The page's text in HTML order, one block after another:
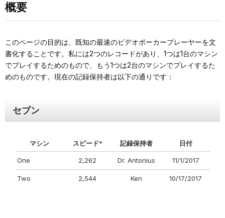
概要
このページの目的は、既知の最速のビデオポーカープレーヤーを文
書化することです。私には2つのレコードがあり、1つは1台のマシン
でプレイするためのもので、もう1つは2台のマシンでプレイするた
めのものです。現在の記録保持者は以下の通りです：
セブン
マシン スピード* 記録保持者 日付
One 2,262 Dr. Antonius 11/1/2017
Two 2,544 Ken 10/17/2017